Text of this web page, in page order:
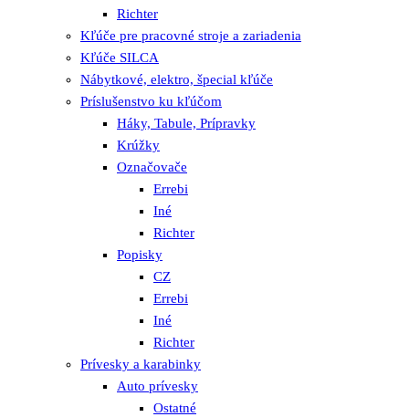
Richter
Kľúče pre pracovné stroje a zariadenia
Kľúče SILCA
Nábytkové, elektro, špecial kľúče
Príslušenstvo ku kľúčom
Háky, Tabule, Prípravky
Krúžky
Označovače
Errebi
Iné
Richter
Popisky
CZ
Errebi
Iné
Richter
Prívesky a karabinky
Auto prívesky
Ostatné